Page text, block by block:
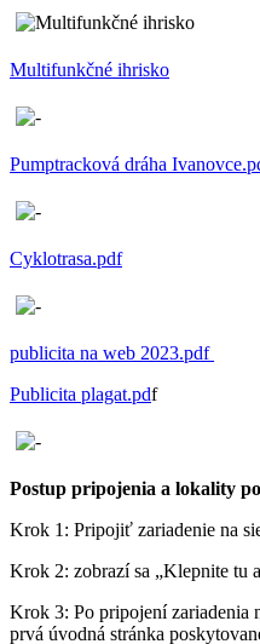
Multifunkčné ihrisko
Pumptracková dráha
Cyklotrasa.pdf
publicita na web 2023.pdf
Publicita plagat.pdf
Postup pripojenia a lokality
Krok 1: Pripojiť zariadenie na
Krok 2: zobrazí sa „Klepnite tu
Krok 3: Po pripojení zariadenia
prvá úvodná stránka